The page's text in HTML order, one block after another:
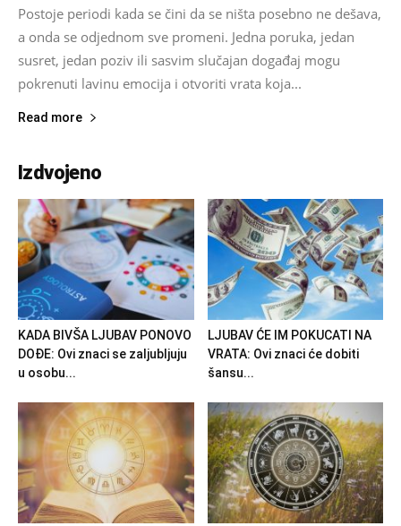
Postoje periodi kada se čini da se ništa posebno ne dešava,
a onda se odjednom sve promeni. Jedna poruka, jedan
susret, jedan poziv ili sasvim slučajan događaj mogu
pokrenuti lavinu emocija i otvoriti vrata koja...
Read more
Izdvojeno
KADA BIVŠA LJUBAV PONOVO
DOĐE: Ovi znaci se zaljubljuju
u osobu...
LJUBAV ĆE IM POKUCATI NA
VRATA: Ovi znaci će dobiti
šansu...